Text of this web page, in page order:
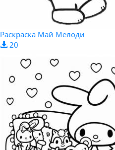
Раскраска Май Мелоди
20